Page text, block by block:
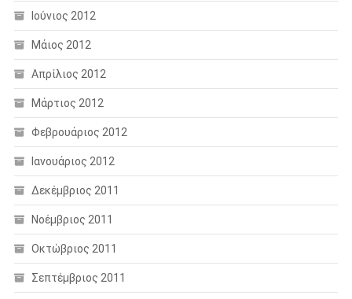
Ιούνιος 2012
Μάιος 2012
Απρίλιος 2012
Μάρτιος 2012
Φεβρουάριος 2012
Ιανουάριος 2012
Δεκέμβριος 2011
Νοέμβριος 2011
Οκτώβριος 2011
Σεπτέμβριος 2011